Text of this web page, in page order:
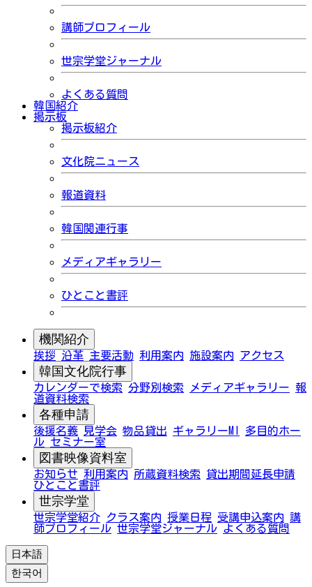
講師プロフィール
世宗学堂ジャーナル
よくある質問
韓国紹介
掲示板
掲示板紹介
文化院ニュース
報道資料
韓国関連行事
メディアギャラリー
ひとこと書評
機関紹介
挨拶 沿革 主要活動 利用案内 施設案内 アクセス
韓国文化院行事
カレンダーで検索 分野別検索 メディアギャラリー 報
道資料検索
各種申請
後援名義 見学会 物品貸出 ギャラリーMI
多目的ホー
ル セミナー室
図書映像資料室
お知らせ 利用案内 所蔵資料検索
貸出期間延長申請
ひとこと書評
世宗学堂
世宗学堂紹介 クラス案内 授業日程 受講申込案内 講
師プロフィール 世宗学堂ジャーナル よくある質問
日本語
한국어